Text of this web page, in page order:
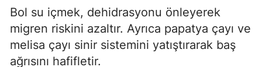
Bol su içmek, dehidrasyonu önleyerek
migren riskini azaltır. Ayrıca papatya çayı ve
melisa çayı sinir sistemini yatıştırarak baş
ağrısını hafifletir.